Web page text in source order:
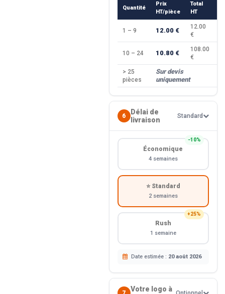
Quantité
Prix
HT/pièce
Total
HT
1 – 9 12.00 €
12.00
€
10 – 24 10.80 €
108.00
€
> 25
pièces
Sur devis
uniquement
6
Délai de
livraison
Standard
−10%
Économique
4 semaines
⭐ Standard
2 semaines
+25%
Rush
1 semaine
Date estimée : 20 août 2026
Votre logo à